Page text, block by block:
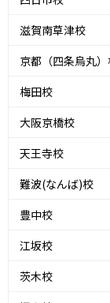
滋賀南草津校
京都（四条烏丸
梅田校
大阪京橋校
天王寺校
難波(なんば)校
豊中校
江坂校
茨木校